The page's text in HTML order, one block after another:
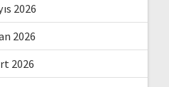
2026
2026
2026